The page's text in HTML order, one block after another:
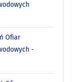
Ofiar
-